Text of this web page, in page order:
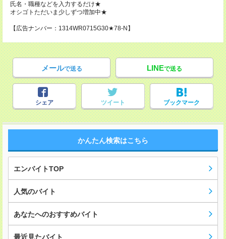
氏名・職種などを入力するだけ★
オシゴトただいま少しずつ増加中★
【広告ナンバー：1314WR0715G30★78-N】
メールで送る LINEで送る
シェア ツイート ブックマーク
かんたん検索はこちら
エンバイトTOP
人気のバイト
あなたへのおすすめバイト
最近見たバイト